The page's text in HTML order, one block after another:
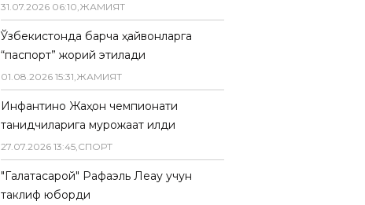
31.07.2026 06:10,ЖАМИЯТ
Ўзбекистонда барча ҳайвонларга
“паспорт” жорий этилади
01.08.2026 15:31,ЖАМИЯТ
Инфантино Жаҳон чемпионати
танқидчиларига мурожаат қилди
27.07.2026 13:45,СПОРТ
"Галатасарой" Рафаэль Леау учун
таклиф юборди